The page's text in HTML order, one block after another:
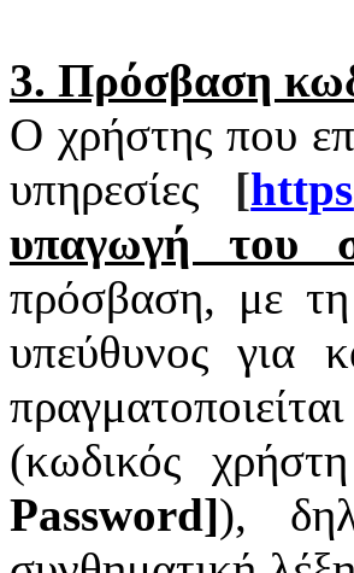
3. Πρόσβαση
Ο χρήστης που
υπηρεσίες [https
υπαγωγή του
πρόσβαση, με
υπεύθυνος για
(κωδικός
Password]),